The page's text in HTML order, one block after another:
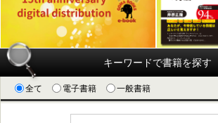
キーワードで書籍を探す
全て 電子書籍 一般書籍